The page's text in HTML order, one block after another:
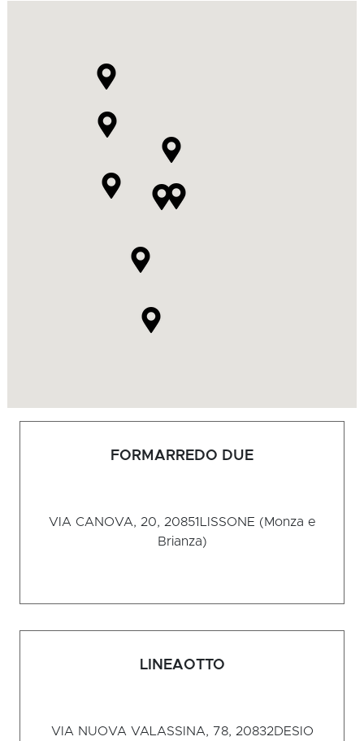
FORMARREDO DUE
VIA CANOVA, 20, 20851 LISSONE (Monza e
Brianza)
LINEAOTTO
VIA NUOVA VALASSINA, 78, 20832DESIO